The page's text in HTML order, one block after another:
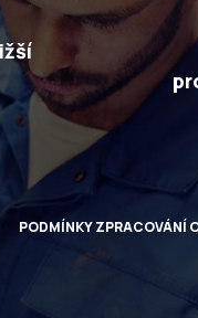
PODMÍNKY ZPRACOVÁNÍ